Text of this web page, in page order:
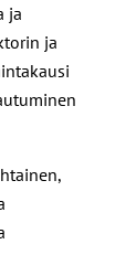
ja
ja